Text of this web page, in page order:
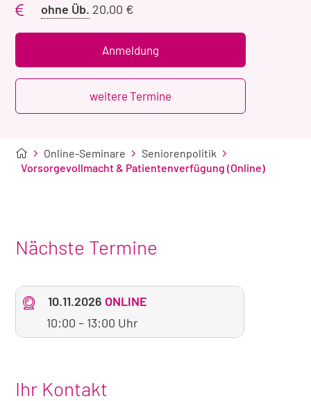
ohne Üb. Preis
Übernachtung
20,00 €
Anmeldung
weitere Termine
Online-Seminare
Seniorenpolitik
Vorsorgevollmacht & Patientenverfügung (Online)
Nächste Termine
10.11.2026 ONLINE
10:00– 13:00 Uhr
Ihr Kontakt